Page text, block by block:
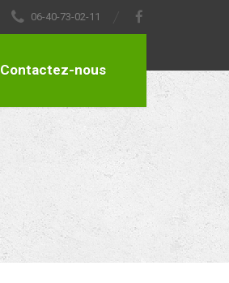
06-40-73-02-11
Contactez-nous